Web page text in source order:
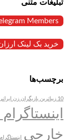
تبلیغات متنی
Members
خرید بک لینک
برچسب‌ها
10 زیباترین بازیگران زن ایرانی + بیوگرافی
خارجی